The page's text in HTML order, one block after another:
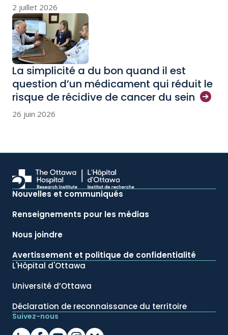
2 juillet 2026
La simplicité a du bon quand il est
question d’un médicament qui réduit le
risque de récidive de cancer du sein
26 juin 2026
Nouvelles et communiqués
Renseignements pour les médias
Nous joindre
Avertissement et politique de confidentialité
L'Hôpital d'Ottawa
Université d’Ottawa
Déclaration de reconnaissance du territoire
Suivez-nous